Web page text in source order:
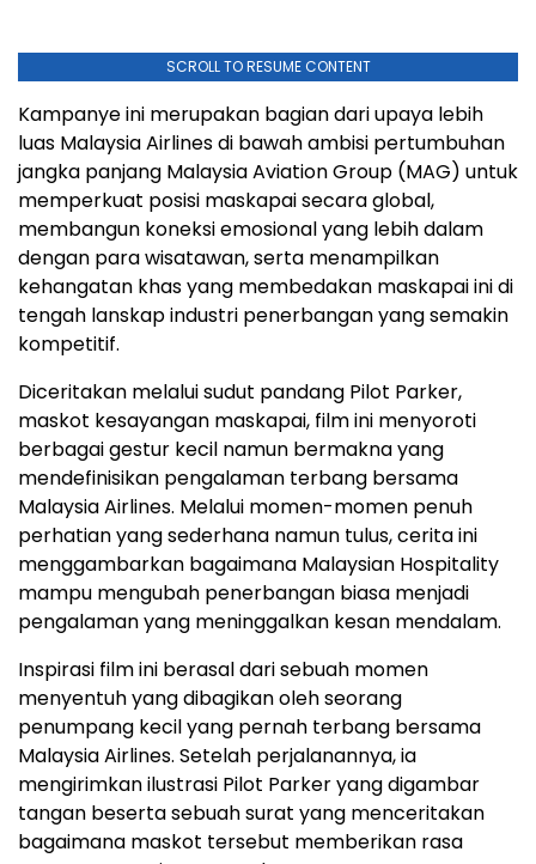
SCROLL TO RESUME CONTENT
Kampanye ini merupakan bagian dari upaya lebih
luas Malaysia Airlines di bawah ambisi pertumbuhan
jangka panjang Malaysia Aviation Group (MAG) untuk
memperkuat posisi maskapai secara global,
membangun koneksi emosional yang lebih dalam
dengan para wisatawan, serta menampilkan
kehangatan khas yang membedakan maskapai ini di
tengah lanskap industri penerbangan yang semakin
kompetitif.
Diceritakan melalui sudut pandang Pilot Parker,
maskot kesayangan maskapai, film ini menyoroti
berbagai gestur kecil namun bermakna yang
mendefinisikan pengalaman terbang bersama
Malaysia Airlines. Melalui momen-momen penuh
perhatian yang sederhana namun tulus, cerita ini
menggambarkan bagaimana Malaysian Hospitality
mampu mengubah penerbangan biasa menjadi
pengalaman yang meninggalkan kesan mendalam.
Inspirasi film ini berasal dari sebuah momen
menyentuh yang dibagikan oleh seorang
penumpang kecil yang pernah terbang bersama
Malaysia Airlines. Setelah perjalanannya, ia
mengirimkan ilustrasi Pilot Parker yang digambar
tangan beserta sebuah surat yang menceritakan
bagaimana maskot tersebut memberikan rasa